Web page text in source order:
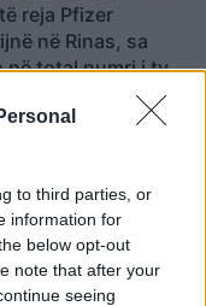
to third parties, or
information for
below opt-out
note that after your
seeing
reja Pfizer
në Rinas, sa
në total numri i tyre